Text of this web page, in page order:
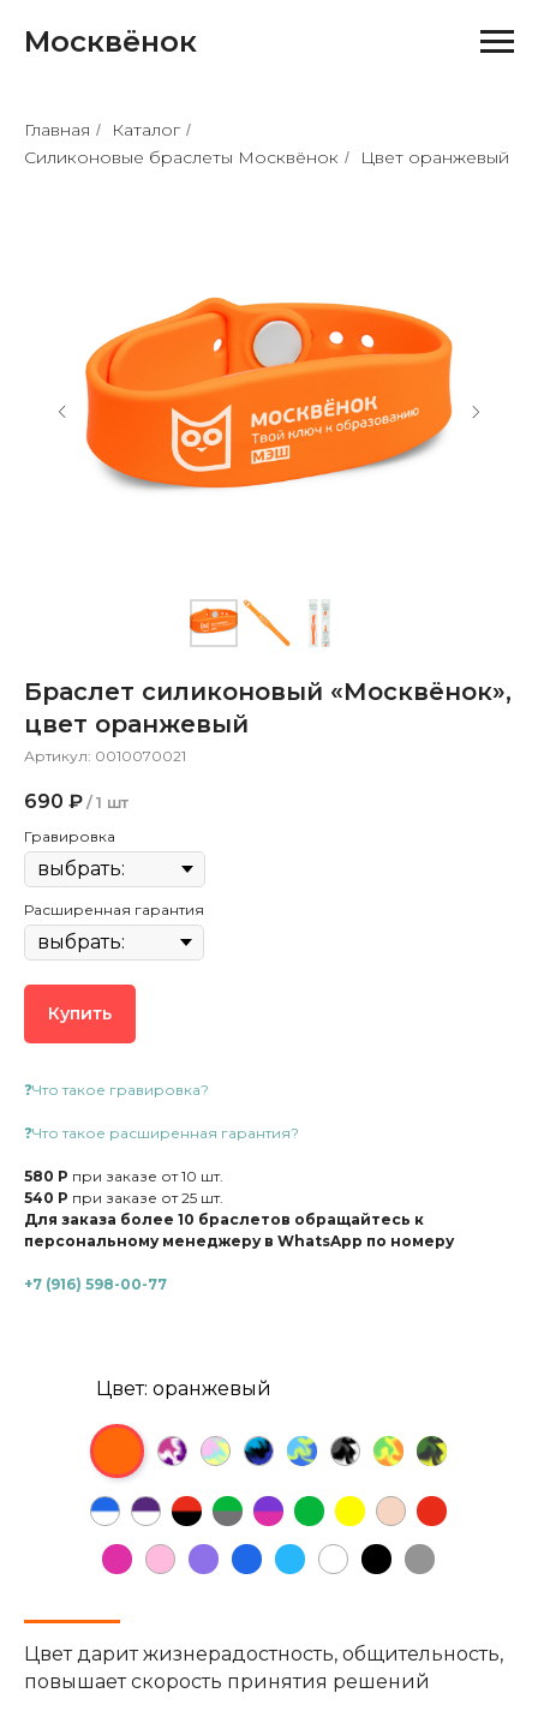
Москвёнок
Главная / Каталог /
Силиконовые браслеты Москвёнок / Цвет оранжевый
Браслет силиконовый «Москвёнок»,
цвет оранжевый
Артикул: 0010070021
690 ₽ / 1 шт
Гравировка
Расширенная гарантия
Купить
❓Что такое гравировка?
❓Что такое расширенная гарантия?
580 Р при заказе от 10 шт.
540 Р при заказе от 25 шт.
Для заказа более 10 браслетов обращайтесь к
персональному менеджеру в WhatsApp по номеру
+7 (916) 598-00-77
Цвет: оранжевый
Цвет дарит жизнерадостность, общительность,
повышает скорость принятия решений